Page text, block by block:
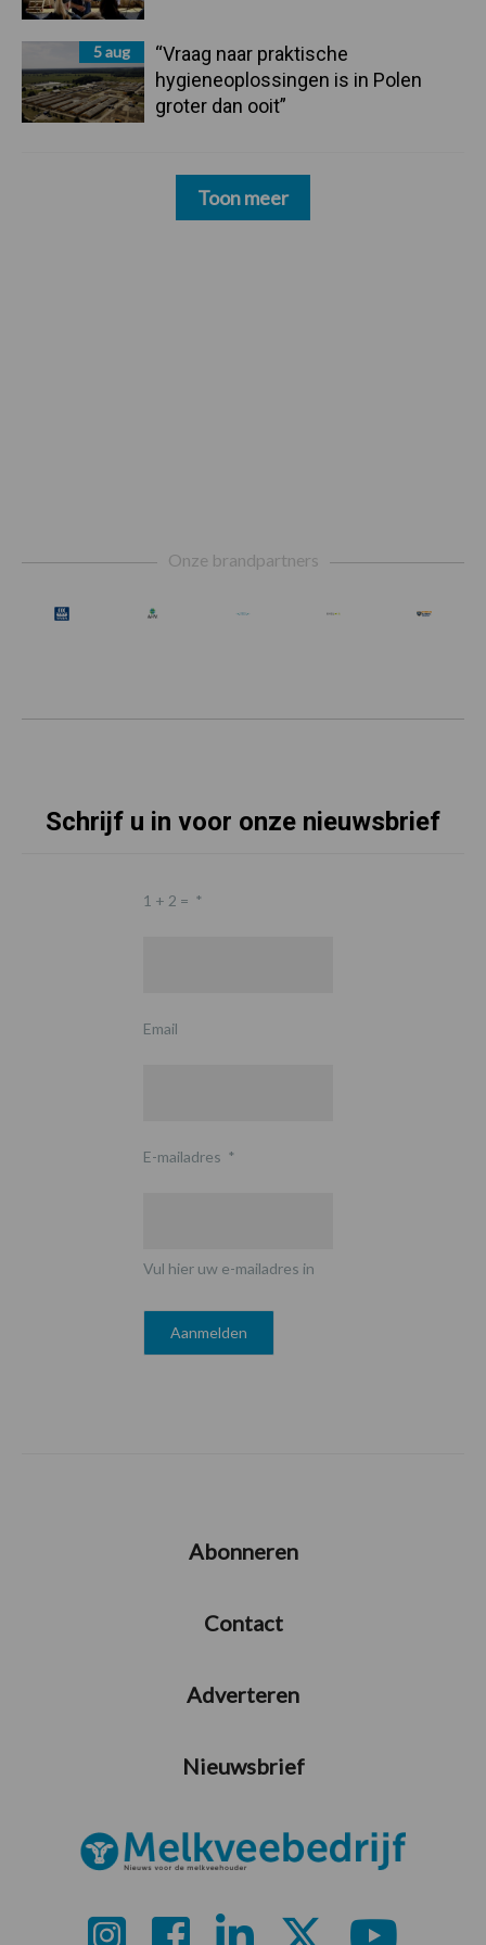
5 aug
“Vraag naar praktische
hygieneoplossingen is in Polen
groter dan ooit”
Toon meer
Onze brandpartners
Schrijf u in voor onze nieuwsbrief
1 + 2 = *
Email
E-mailadres *
Vul hier uw e-mailadres in
Abonneren
Contact
Adverteren
Nieuwsbrief